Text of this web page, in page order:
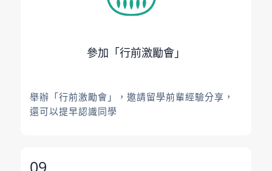
參加「行前激勵會」
舉辦「行前激勵會」，邀請留學前輩經驗分享，
還可以提早認識同學
09